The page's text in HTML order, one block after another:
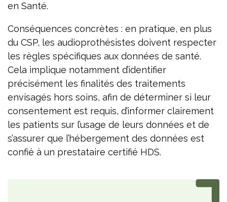
en Santé.
Conséquences concrètes : en pratique, en plus
du CSP, les audioprothésistes doivent respecter
les règles spécifiques aux données de santé.
Cela implique notamment d’identifier
précisément les finalités des traitements
envisagés hors soins, afin de déterminer si leur
consentement est requis, d’informer clairement
les patients sur l’usage de leurs données et de
s’assurer que l’hébergement des données est
confié à un prestataire certifié HDS.